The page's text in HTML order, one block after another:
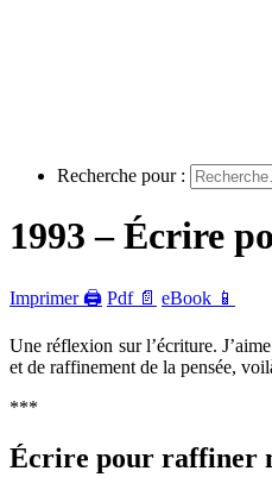
Recherche pour :
1993 – Écrire
Imprimer 🖨 Pdf 📄 eBook 📱
Une réflexion sur l’écriture.
et de raffinement de la pensée,
***
Écrire pour raffiner